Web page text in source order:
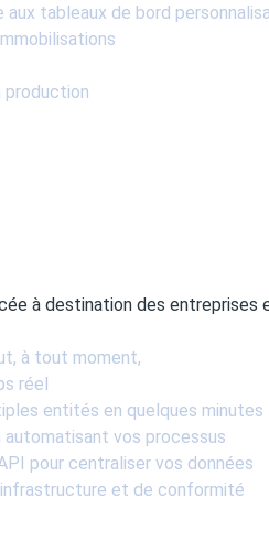
tableaux de bord
production
à destination des entreprises
à tout moment,
réel
entités en quelques minutes
vos processus
pour centraliser vos données
et de conformité